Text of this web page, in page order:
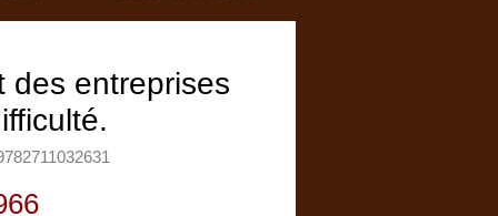
des entreprises
価